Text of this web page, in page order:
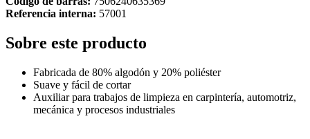
Referencia interna: 57001
Sobre este producto
Fabricada de 80% algodón y 20% poliéster
Suave y fácil de cortar
Auxiliar para trabajos de limpieza en carpintería, automotriz,
mecánica y procesos industriales